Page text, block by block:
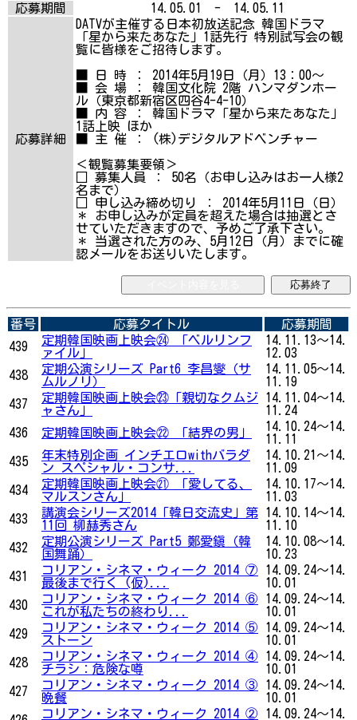
応募期間
14.05.01 - 14.05.11
応募詳細
DATVが主催する日本初放送記念 韓国ドラマ
「星から来たあなた」1話先行 特別試写会の観
覧に皆様をご招待します。
■ 日 時 ： 2014年5月19日（月）13：00～
■ 会 場 ： 韓国文化院 2階 ハンマダンホー
ル（東京都新宿区四谷4-4-10）
■ 内 容 ： 韓国ドラマ「星から来たあなた」
1話上映 ほか
■ 主 催 ： (株)デジタルアドベンチャー
＜観覧募集要領＞
□ 募集人員 ： 50名（お申し込みはお一人様2
名まで）
□ 申し込み締め切り ： 2014年5月11日（日）
＊ お申し込みが定員を超えた場合は抽選とさ
せていただきますので、予めご了承下さい。
＊ 当選された方のみ、5月12日（月）までに確
認メールをお送りいたします。
応募終了
番号 応募タイトル
応募期間
439
定期韓国映画上映会㉔ 「ベルリンフ
ァイル」
14.11.13～14.
12.03
438
定期公演シリーズ Part6 李昌燮（サ
ムルノリ）
14.11.05～14.
11.19
437
定期韓国映画上映会㉓「親切なクムジ
ャさん」
14.11.04～14.
11.24
436
定期韓国映画上映会㉒ 「結界の男」
14.10.24～14.
11.11
435
年末特別企画 インチエロwithバラダ
ン スペシャル・コンサ...
14.10.21～14.
11.09
434
定期韓国映画上映会㉑ 「愛してる、
マルスンさん」
14.10.17～14.
11.03
433
講演会シリーズ2014「韓日交流史」第
11回 柳赫秀さん
14.10.14～14.
11.10
432
定期公演シリーズ Part5 鄭愛鎭（韓
国舞踊）
14.10.08～14.
10.23
431
コリアン・シネマ・ウィーク 2014 ⑦
最後まで行く (仮)...
14.09.24～14.
10.01
430
コリアン・シネマ・ウィーク 2014 ⑥
これが私たちの終わり...
14.09.24～14.
10.01
429
コリアン・シネマ・ウィーク 2014 ⑤
ストーン
14.09.24～14.
10.01
428
コリアン・シネマ・ウィーク 2014 ④
チラシ：危険な噂
14.09.24～14.
10.01
427
コリアン・シネマ・ウィーク 2014 ③
晩餐
14.09.24～14.
10.01
コリアン・シネマ・ウィーク 2014 ②
14.09.24～14.